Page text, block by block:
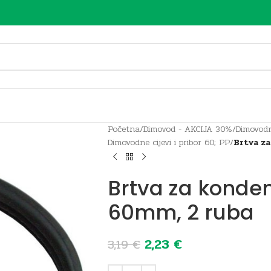
Početna/Dimovod - AKCIJA 30%/
Dimovodne cijevi i pribor 60; PP/Brtva
Brtva za
60mm, 2 ruba
3,19€ 2,23 €